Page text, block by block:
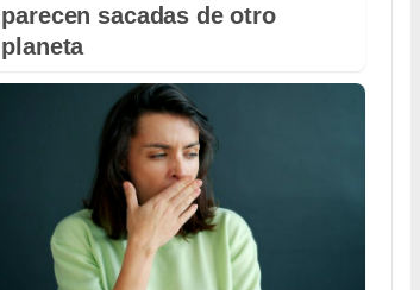
parecen sacadas de otro
planeta